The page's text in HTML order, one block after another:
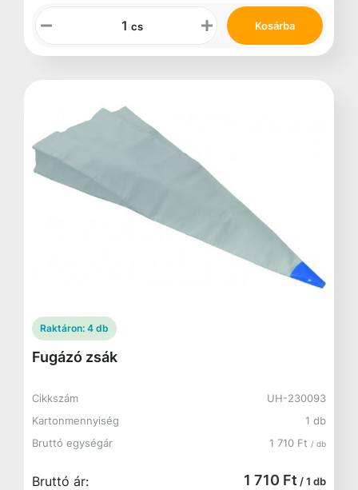
cs Kosárba
Raktáron: 4 db
Fugázó zsák
Cikkszám
UH-230093
Kartonmennyiség
1 db
Bruttó egységár
1 710 Ft / db
Bruttó ár: 1 710 Ft / 1 db